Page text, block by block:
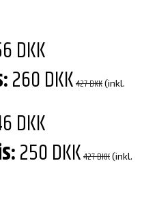
DKK
260 DKK427 DKK(inkl.
DKK
250 DKK427 DKK(inkl.